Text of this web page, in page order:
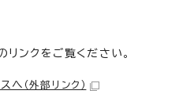
リンクをご覧ください。
へ （外部リンク）